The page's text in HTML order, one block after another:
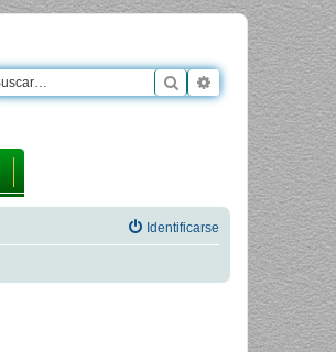
Buscar Búsqueda
Identificarse